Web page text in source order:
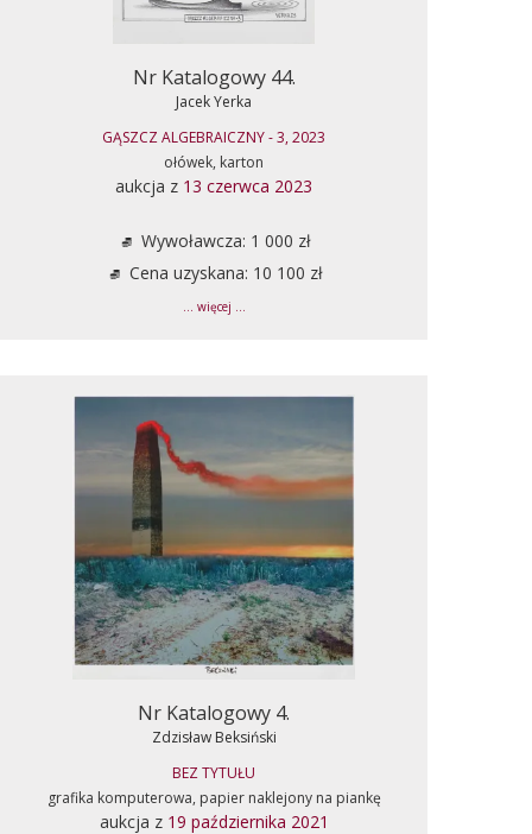
Nr Katalogowy 44.
Jacek Yerka
GĄSZCZ ALGEBRAICZNY - 3, 2023
ołówek, karton
aukcja z 13 czerwca 2023
Wywoławcza: 1 000 zł
Cena uzyskana: 10 100 zł
... więcej ...
Nr Katalogowy 4.
Zdzisław Beksiński
BEZ TYTUŁU
grafika komputerowa, papier naklejony na piankę
aukcja z 19 października 2021